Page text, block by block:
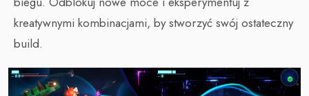
kreatywnymi kombinacjami, by stworzyć swój ostateczny
build.